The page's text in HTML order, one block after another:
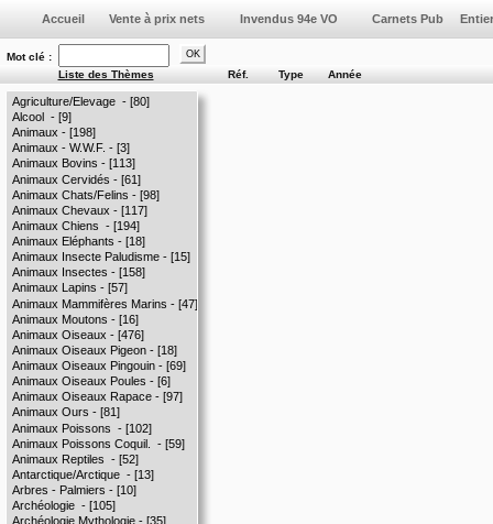
Mot clé :
Vente à prix nets Invendus 94e VO
Liste des Thèmes Réf. Type Année